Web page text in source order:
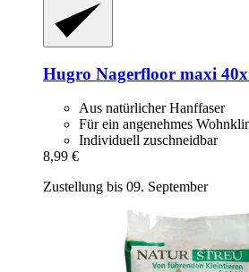
Hugro Nagerfloor maxi
Aus natürlicher Hanffaser
Für ein angenehmes
Individuell zuschneidbar
8,99 €
Zustellung bis 09. September